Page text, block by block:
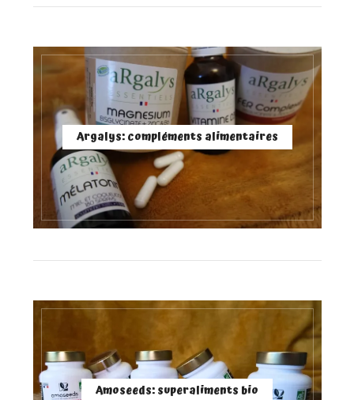
Argalys: compléments alimentaires
Amoseeds: superaliments bio